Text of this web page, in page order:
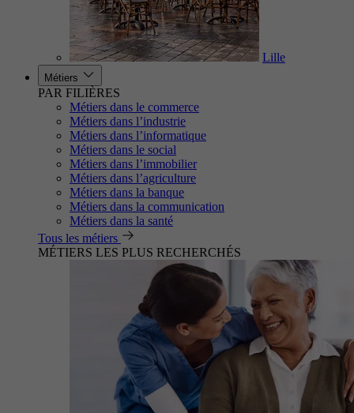
Lille
Métiers
PAR FILIÈRES
Métiers dans le commerce
Métiers dans l’industrie
Métiers dans l’informatique
Métiers dans le social
Métiers dans l’immobilier
Métiers dans l’agriculture
Métiers dans la banque
Métiers dans la communication
Métiers dans la santé
Tous les métiers
MÉTIERS LES PLUS RECHERCHÉS